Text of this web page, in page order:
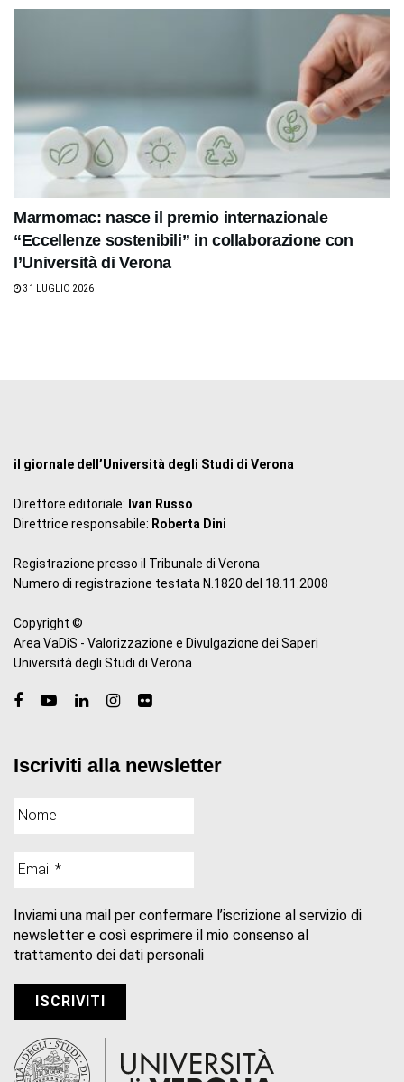
Marmomac: nasce il premio internazionale
“Eccellenze sostenibili” in collaborazione con
l’Università di Verona
31 LUGLIO 2026
il giornale dell’Università degli Studi di Verona
Direttore editoriale: Ivan Russo
Direttrice responsabile: Roberta Dini
Registrazione presso il Tribunale di Verona
Numero di registrazione testata N.1820 del 18.11.2008
Copyright ©
Area VaDiS - Valorizzazione e Divulgazione dei Saperi
Università degli Studi di Verona
Iscriviti alla newsletter
Inviami una mail per confermare l’iscrizione al servizio di
newsletter e così esprimere il mio consenso al
trattamento dei dati personali